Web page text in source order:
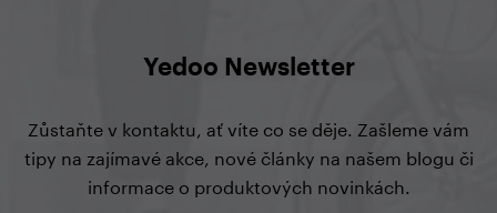
Yedoo Newsletter
Zůstaňte v kontaktu, ať víte co se děje. Zašleme vám
tipy na zajímavé akce, nové články na našem blogu či
informace o produktových novinkách.